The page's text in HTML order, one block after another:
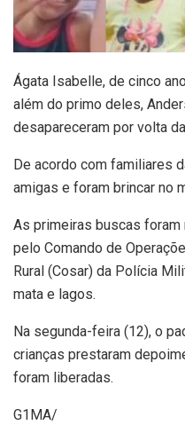
Ágata Isabelle, de cinco
além do primo deles,
desapareceram por volta
De acordo com familiares
amigas e foram brincar no
As primeiras buscas foram
pelo Comando de
Rural (Cosar) da Polícia
mata e lagos.
Na segunda-feira (12), o
crianças prestaram
foram liberadas.
G1MA/